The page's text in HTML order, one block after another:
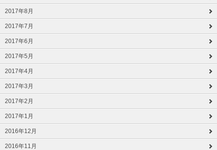
2017年8月
2017年7月
2017年6月
2017年5月
2017年4月
2017年3月
2017年2月
2017年1月
2016年12月
2016年11月